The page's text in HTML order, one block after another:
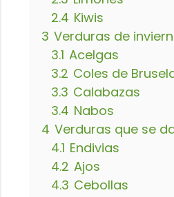
2.4 Kiwis
3 Verduras de
3.1 Acelgas
3.2 Coles de
3.3 Calabazas
3.4 Nabos
4 Verduras que se
4.1 Endivias
4.2 Ajos
4.3 Cebollas